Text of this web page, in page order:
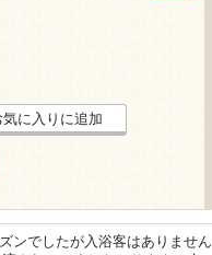
気に入りに追加
ンでしたが入浴客はありません